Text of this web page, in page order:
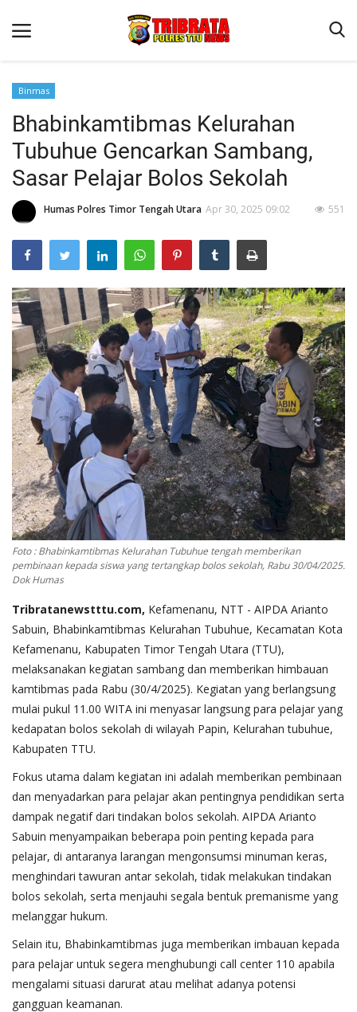
Beranda
Terms & Conditions
Reskrim
Binkam
Lantas
OPINI
Binmas
Bhabinkamtibmas Kelurahan
Tubuhue Gencarkan Sambang,
Sasar Pelajar Bolos Sekolah
Humas Polres Timor Tengah Utara Apr 30, 2025 09:02 551
Foto : Bhabinkamtibmas Kelurahan Tubuhue tengah memberikan
pembinaan kepada siswa yang tertangkap bolos sekolah, Rabu 30/04/2025.
Dok Humas
Tribratanewstttu.com, Kefamenanu, NTT - AIPDA Arianto
Sabuin, Bhabinkamtibmas Kelurahan Tubuhue, Kecamatan Kota
Kefamenanu, Kabupaten Timor Tengah Utara (TTU),
melaksanakan kegiatan sambang dan memberikan himbauan
kamtibmas pada Rabu (30/4/2025). Kegiatan yang berlangsung
mulai pukul 11.00 WITA ini menyasar langsung para pelajar yang
kedapatan bolos sekolah di wilayah Papin, Kelurahan tubuhue,
Kabupaten TTU.
Fokus utama dalam kegiatan ini adalah memberikan pembinaan
dan menyadarkan para pelajar akan pentingnya pendidikan serta
dampak negatif dari tindakan bolos sekolah. AIPDA Arianto
Sabuin menyampaikan beberapa poin penting kepada para
pelajar, di antaranya larangan mengonsumsi minuman keras,
menghindari tawuran antar sekolah, tidak melakukan tindakan
bolos sekolah, serta menjauhi segala bentuk premanisme yang
melanggar hukum.
Selain itu, Bhabinkamtibmas juga memberikan imbauan kepada
para pelajar untuk segera menghubungi call center 110 apabila
mengalami situasi darurat atau melihat adanya potensi
gangguan keamanan.